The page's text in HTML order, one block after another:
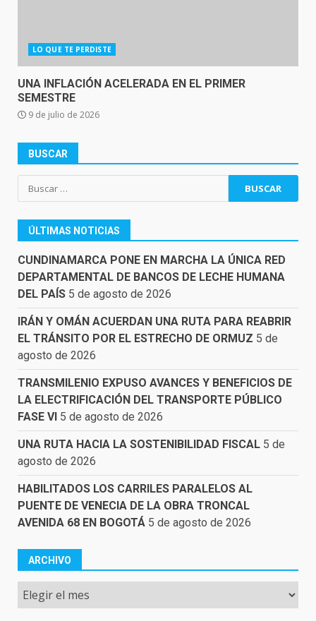
LO QUE TE PERDISTE
UNA INFLACIÓN ACELERADA EN EL PRIMER
SEMESTRE
9 de julio de 2026
BUSCAR
Buscar:
ÚLTIMAS NOTICIAS
CUNDINAMARCA PONE EN MARCHA LA ÚNICA RED
DEPARTAMENTAL DE BANCOS DE LECHE HUMANA
DEL PAÍS 5 de agosto de 2026
IRÁN Y OMÁN ACUERDAN UNA RUTA PARA REABRIR
EL TRÁNSITO POR EL ESTRECHO DE ORMUZ 5 de
agosto de 2026
TRANSMILENIO EXPUSO AVANCES Y BENEFICIOS DE
LA ELECTRIFICACIÓN DEL TRANSPORTE PÚBLICO
FASE VI 5 de agosto de 2026
UNA RUTA HACIA LA SOSTENIBILIDAD FISCAL 5 de
agosto de 2026
HABILITADOS LOS CARRILES PARALELOS AL
PUENTE DE VENECIA DE LA OBRA TRONCAL
AVENIDA 68 EN BOGOTÁ 5 de agosto de 2026
ARCHIVO
Archivo